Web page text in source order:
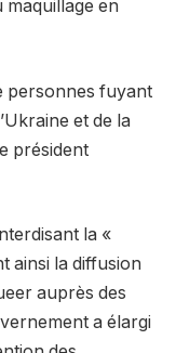
en
personnes fuyant
et de la
président
la «
ainsi la diffusion
auprès des
a élargi